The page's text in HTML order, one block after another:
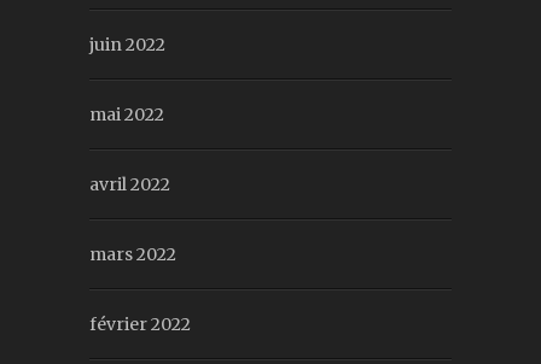
juin 2022
mai 2022
avril 2022
mars 2022
février 2022